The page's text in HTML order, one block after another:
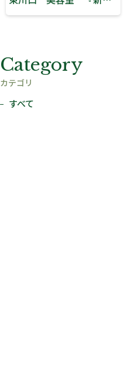
Category
カテゴリ
すべて